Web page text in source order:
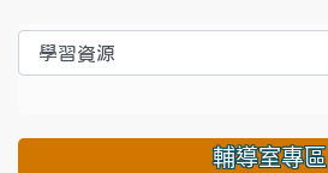
輔導室專區